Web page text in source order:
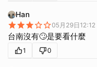
Han
05月29日12:12
台南沒有🙄是要看什麼
1 0